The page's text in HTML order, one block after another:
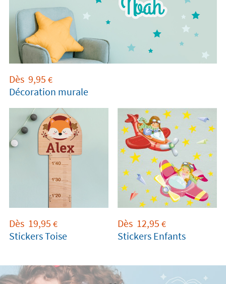
Dès 9,95 €
Décoration murale
Dès 19,95 €
Stickers Toise
Dès 12,95 €
Stickers Enfants